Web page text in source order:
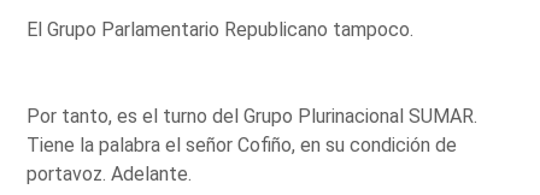
El Grupo Parlamentario Republicano tampoco.
Por tanto, es el turno del Grupo Plurinacional SUMAR.
Tiene la palabra el señor Cofiño, en su condición de
portavoz. Adelante.